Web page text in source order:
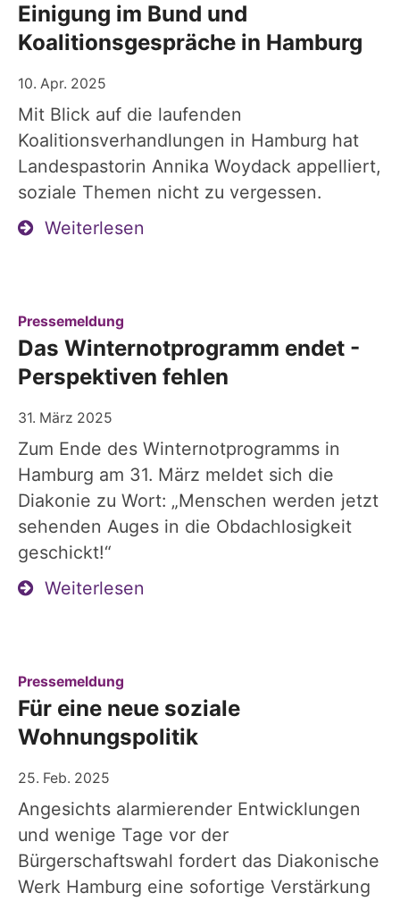
Einigung im Bund und
Koalitionsgespräche in Hamburg
10. Apr. 2025
Mit Blick auf die laufenden
Koalitionsverhandlungen in Hamburg hat
Landespastorin Annika Woydack appelliert,
soziale Themen nicht zu vergessen.
Weiterlesen
Pressemeldung
Das Winternotprogramm endet -
Perspektiven fehlen
31. März 2025
Zum Ende des Winternotprogramms in
Hamburg am 31. März meldet sich die
Diakonie zu Wort: „Menschen werden jetzt
sehenden Auges in die Obdachlosigkeit
geschickt!“
Weiterlesen
Pressemeldung
Für eine neue soziale
Wohnungspolitik
25. Feb. 2025
Angesichts alarmierender Entwicklungen
und wenige Tage vor der
Bürgerschaftswahl fordert das Diakonische
Werk Hamburg eine sofortige Verstärkung